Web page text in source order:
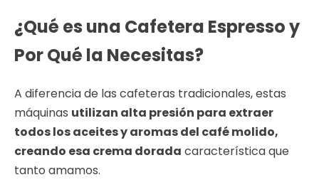
¿Qué es una Cafetera Espresso y
Por Qué la Necesitas?
A diferencia de las cafeteras tradicionales, estas
máquinas utilizan alta presión para extraer
todos los aceites y aromas del café molido,
creando esa crema dorada característica que
tanto amamos.